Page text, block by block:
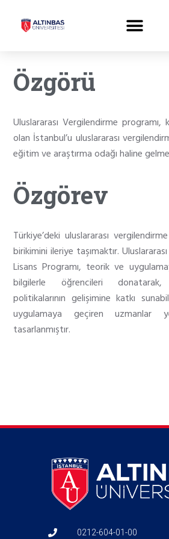
Özgörü
Uluslararası Vergilendirme
olan İstanbul’u uluslararası
eğitim ve araştırma odağı haline
Özgörev
Türkiye’deki uluslararası
birikimini ileriye taşımaktır.
Lisans Programı, teorik ve
bilgilerle öğrencileri
politikalarının gelişimine katkı
uygulamaya geçiren uzmanlar
tasarlanmıştır.
0212-604-01-00